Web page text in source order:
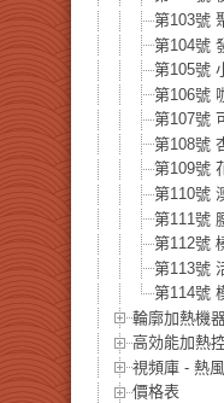
第103號
第104號
第105號
第106號
第107號
第108號
第109號
第110號
第111號
第112號
第113號
第114號
輪廓加熱機
高効能加熱
視頻庫 - 熱
價格表